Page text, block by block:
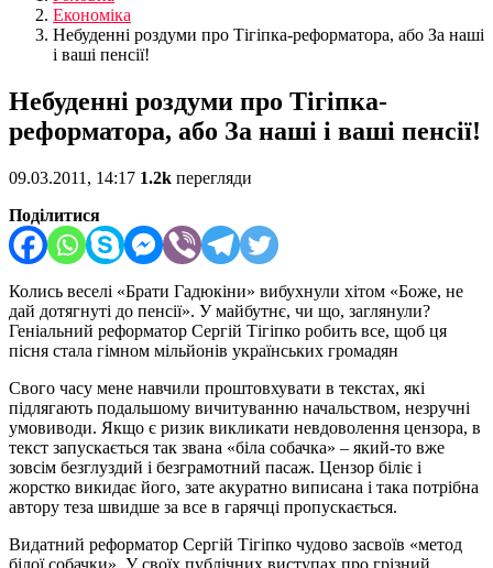
Економіка
Небуденні роздуми про Тігіпка-реформатора, або За наші
і ваші пенсії!
Небуденні роздуми про Тігіпка-
реформатора, або За наші і ваші пенсії!
09.03.2011, 14:17 1.2k перегляди
Поділитися
Колись веселі «Брати Гадюкіни» вибухнули хітом «Боже, не
дай дотягнуті до пенсії». У майбутнє, чи що, заглянули?
Геніальний реформатор Сергій Тігіпко робить все, щоб ця
пісня стала гімном мільйонів українських громадян
Свого часу мене навчили проштовхувати в текстах, які
підлягають подальшому вичитуванню начальством, незручні
умовиводи. Якщо є ризик викликати невдоволення цензора, в
текст запускається так звана «біла собачка» – який-то вже
зовсім безглуздий і безграмотний пасаж. Цензор біліє і
жорстко викидає його, зате акуратно виписана і така потрібна
автору теза швидше за все в гарячці пропускається.
Видатний реформатор Сергій Тігіпко чудово засвоїв «метод